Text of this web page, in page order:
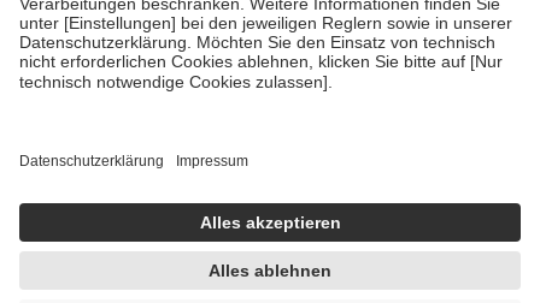
GKV getragen werden
• empfohlenen Schutzimpfungen
• Harn- und Blutteststreifen
getroffen, um sicherzustellen, dass es sich um echte Bewertungen
https://help.etrusted.com/hc/de/articles/4419944605341
Einige Bilder und Inhalte wurden unter Zuhilfenahme künstlicher